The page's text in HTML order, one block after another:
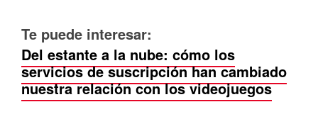
Te puede interesar:
Del estante a la nube: cómo los
servicios de suscripción han cambiado
nuestra relación con los videojuegos